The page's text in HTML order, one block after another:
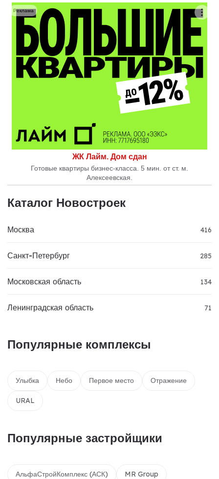
ЖК Лайм. Дом сдан
Готовые квартиры бизнес-класса. 5 мин. от ст. м.
Алексеевская.
Реклама
Каталог Новостроек
Москва 416
Санкт-Петербург 285
Московская область 134
Ленинградская область 71
Популярные комплексы
Улыбка Небо Первое место Отражение
URAL
Популярные застройщики
АльфаСтройКомплекс (АСК) MR Group